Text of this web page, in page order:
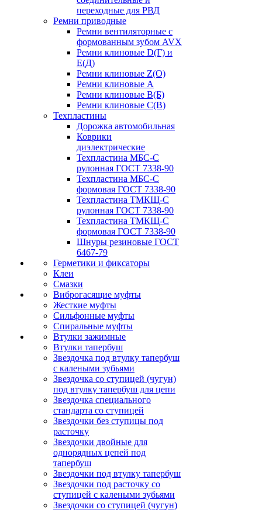
переходные для РВД
Ремни приводные
Ремни вентиляторные с
формованным зубом AVX
Ремни клиновые D(Г) и
Е(Д)
Ремни клиновые Z(О)
Ремни клиновые А
Ремни клиновые В(Б)
Ремни клиновые С(В)
Техпластины
Дорожка автомобильная
Коврики
диэлектрические
Техпластина МБС-С
рулонная ГОСТ 7338-90
Техпластина МБС-С
формовая ГОСТ 7338-90
Техпластина ТМКЩ-С
рулонная ГОСТ 7338-90
Техпластина ТМКЩ-С
формовая ГОСТ 7338-90
Шнуры резиновые ГОСТ
6467-79
Герметики и фиксаторы
Клеи
Смазки
Виброгасящие муфты
Жесткие муфты
Сильфонные муфты
Спиральные муфты
Втулки зажимные
Втулки тапербуш
Звездочка под втулку тапербуш
c калеными зубьями
Звездочка со ступицей (чугун)
под втулку тапербуш для цепи
Звездочка специального
стандарта со ступицей
Звездочки без ступицы под
расточку
Звездочки двойные для
однорядных цепей под
тапербуш
Звездочки под втулку тапербуш
Звездочки под расточку со
ступицей с калеными зубьями
Звездочки со ступицей (чугун)